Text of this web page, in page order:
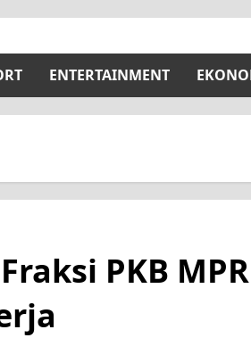
ENTERTAINMENT
PKB